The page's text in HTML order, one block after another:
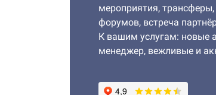
мероприятия,
форумов, встреча
К вашим услугам: новые
менеджер, вежливые и